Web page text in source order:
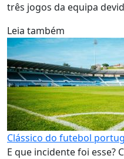
três jogos da equipa
Leia também
Clássico do futebol
E que incidente foi esse?